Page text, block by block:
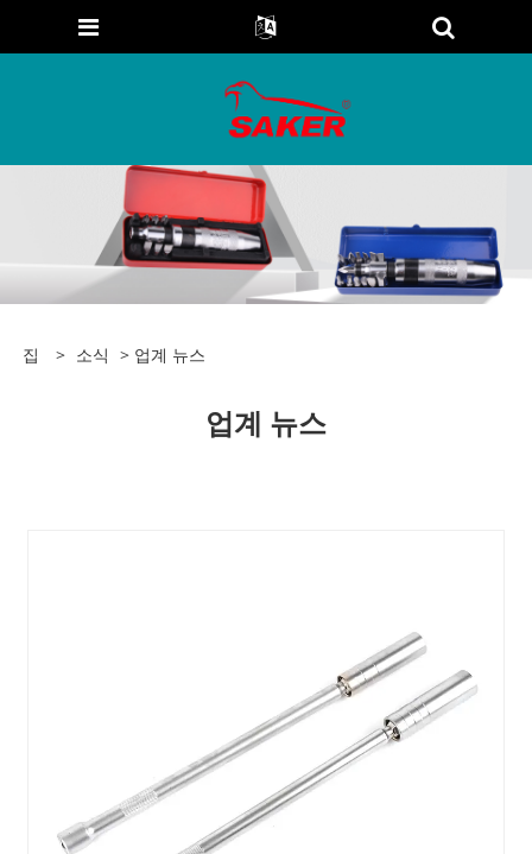
집 > 소식 > 업계 뉴스
업계 뉴스